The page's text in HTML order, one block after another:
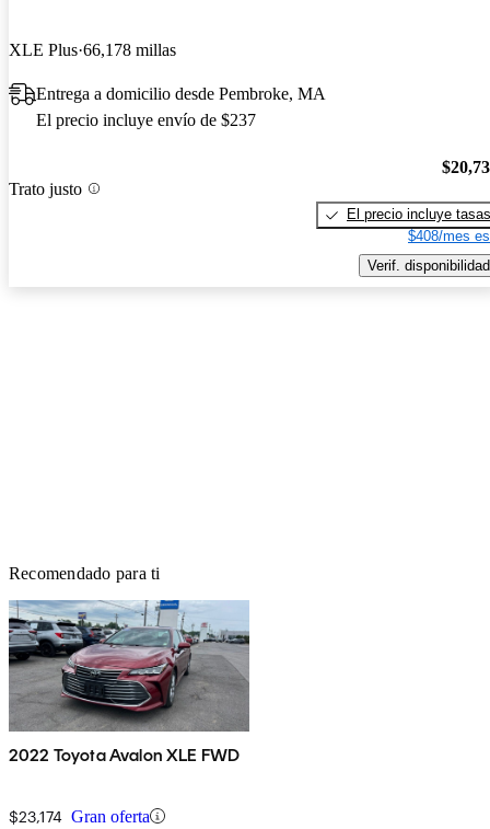
XLE Plus 66,178 millas
Entrega a domicilio desde Pembroke, MA
El precio incluye envío de $237
Trato justo
El precio incluye tasas
$408/mes
Verif. disponibilidad
Recomendado para ti
2022 Toyota Avalon XLE FWD
$23,174 Gran oferta